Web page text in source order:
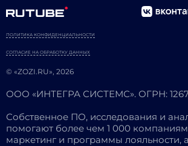
© «ZOZI.RU», 2026
ПОЛИТИКА КОНФИДЕНЦИАЛЬНОСТИ
СОГЛАСИЕ НА ОБРАБОТКУ ДАННЫХ
ООО «ИНТЕГРА СИСТЕМС». ОГРН:
Собственное ПО, исследования и
помогают более чем 1 000 компаниям
маркетинг и программы лояльности,